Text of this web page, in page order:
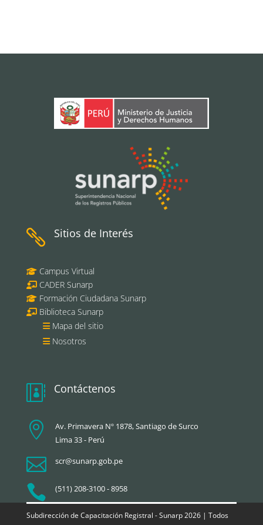
 Sitios de Interés
Campus Virtual
CADER Sunarp
Formación Ciudadana Sunarp
Biblioteca Sunarp
Mapa del sitio
Nosotros
 Contáctenos

Av. Primavera Nº 1878, Santiago de Surco
Lima 33 - Perú
 scr@sunarp.gob.pe
 (511) 208-3100 - 8958
Subdirección de Capacitación Registral - Sunarp 2026 | Todos